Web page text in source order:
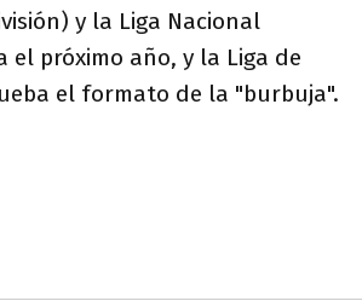
y la Liga Nacional
próximo año, y la Liga de
el formato de la "burbuja".